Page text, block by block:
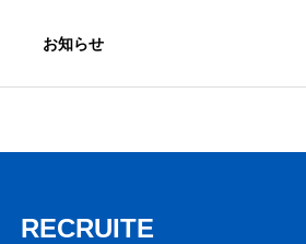
お知らせ
経営理念
RECRUITE